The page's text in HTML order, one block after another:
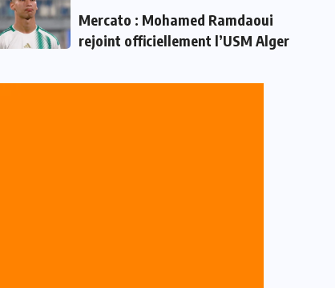
Mercato : Mohamed Ramdaoui
rejoint officiellement l’USM Alger